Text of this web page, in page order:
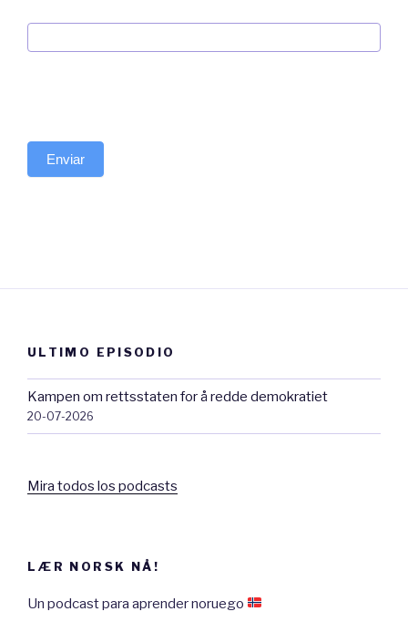
Enviar
ULTIMO EPISODIO
Kampen om rettsstaten for å redde demokratiet
20-07-2026
Mira todos los podcasts
LÆR NORSK NÅ!
Un podcast para aprender noruego